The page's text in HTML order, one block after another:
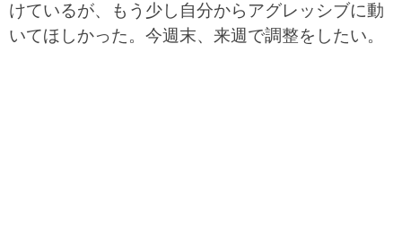
けているが、もう少し自分からアグレッシブに動
いてほしかった。今週末、来週で調整をしたい。